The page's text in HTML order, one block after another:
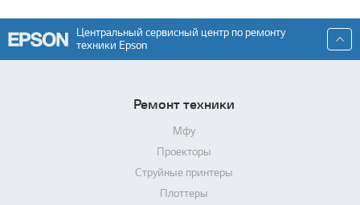
Центральный сервисный центр по ремонту
техники Epson
Ремонт техники
Мфу
Проекторы
Струйные принтеры
Плоттеры